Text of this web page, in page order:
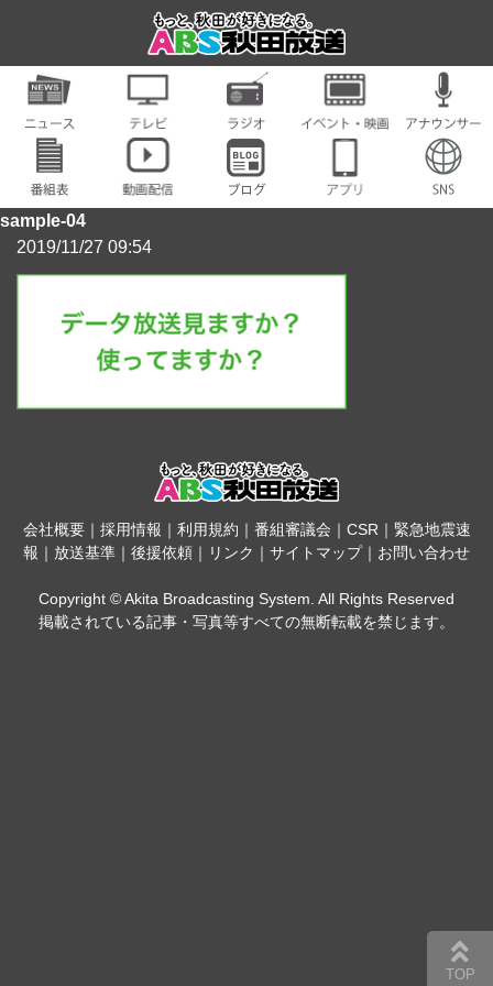
sample-04
2019/11/27 09:54
会社概要｜ 採用情報 ｜ 利用規約 ｜ 番組審議会 ｜ CSR｜ 緊急地震速
報 ｜ 放送基準 ｜ 後援依頼 ｜ リンク ｜ サイトマップ｜ お問い合わせ
Copyright © Akita Broadcasting System. All Rights Reserved
掲載されている記事・写真等すべての無断転載を禁じます。